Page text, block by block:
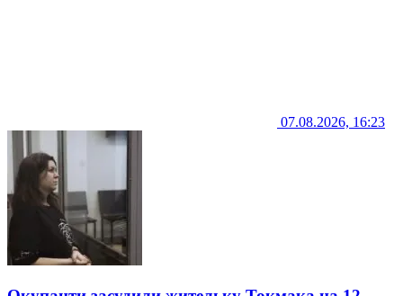
07.08.2026, 16:23